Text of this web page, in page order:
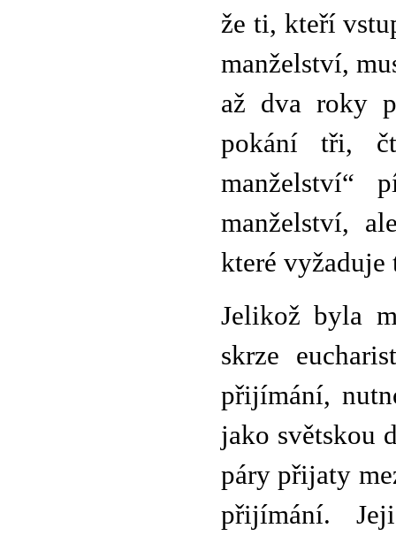
že ti, kteří
manželství,
až dva roky
pokání tři,
manželství“
manželství,
které vyžaduje
Jelikož byla
skrze
přijímání,
jako světskou
páry přijaty
přijímání.